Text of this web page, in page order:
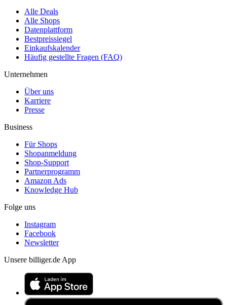
Alle Deals
Alle Shops
Datenplattform
Bestpreissiegel
Einkaufskalender
Häufig gestellte Fragen (FAQ)
Unternehmen
Über uns
Karriere
Presse
Business
Für Shops
Shopanmeldung
Shop-Support
Partnerprogramm
Amazon Ads
Knowledge Hub
Folge uns
Instagram
Facebook
Newsletter
Unsere billiger.de App